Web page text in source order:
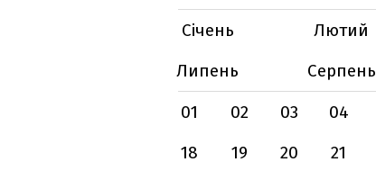
Січень
Лютий
Липень
Серпень
01
02 03 04
18
19 20 21